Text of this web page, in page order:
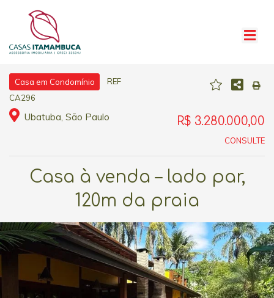
Casa em Condomínio
REF
CA296
Ubatuba, São Paulo R$ 3.280.000,00
CONSULTE
Casa à venda – lado par,
120m da praia